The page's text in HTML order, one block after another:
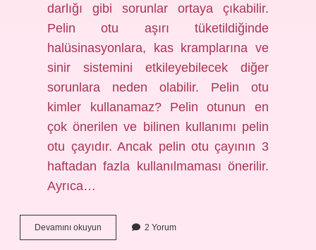
darlığı gibi sorunlar ortaya çıkabilir.
Pelin otu aşırı tüketildiğinde
halüsinasyonlara, kas kramplarına ve
sinir sistemini etkileyebilecek diğer
sorunlara neden olabilir. Pelin otu
kimler kullanamaz? Pelin otunun en
çok önerilen ve bilinen kullanımı pelin
otu çayıdır. Ancak pelin otu çayının 3
haftadan fazla kullanılmaması önerilir.
Ayrıca…
Devamını okuyun
Otu
2 Yorum